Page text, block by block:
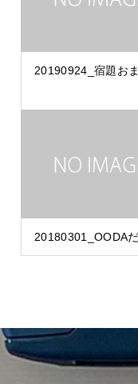
20190924_宿題お
20180301_OODA